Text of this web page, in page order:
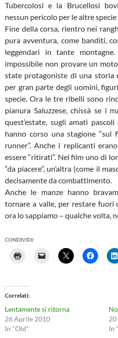
Tubercolosi e la Brucellosi
nessun pericolo per le altre
Fine della corsa, rientro nei
pura avventura, come banditi,
leggendari in tante
impossibile non provare un
state protagoniste di una storia
per gran parte degli uomini,
specie. Ora le tre ribelli sono
pianura Saluzzese, chissà se i
quest’estate, sugli amati
hanno corso una stagione “sul
runner”. Anche i replicanti
essere “ritirati”. Nel film uno di
“da piacere”, un’altra (come il
decisamente da combattimento.
Anche le manze hanno
tornare a valle, per restare fuori
ora lo sappiamo – qualche volta,
CONDIVIDI:
Correlati
Lentamente si ritorna
26 Aprile 2010
In "Old"
In